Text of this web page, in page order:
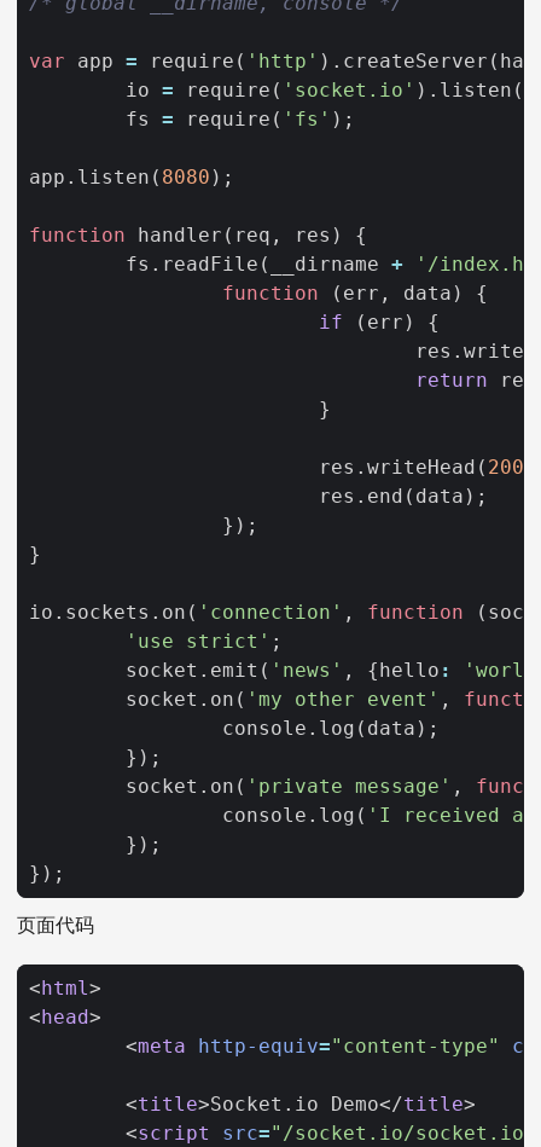
var app = require ( 'http' ). createServer (
io = require ( 'socket.io' ). listen (
fs
= require ( 'fs' );
app . listen ( 8080 );
function handler ( req , res )
{
fs . readFile ( __dirname +
'/
function
( err , data )
{
if
( err )
{
res .
return
res
}
res . writeHead ( 200
res . end ( data );
});
}
io . sockets . on ( 'connection' , function (
'use strict' ;
socket . emit ( 'news' , {hello :
socket . on ( 'my other event' ,
console . log ( data );
});
socket . on ( 'private message' ,
console . log ( 'I received a
});
});
页面代码
<html >
<head>
<meta http-equiv="content-type"
<title>Socket.io Demo</title>
<script src="/socket.io/